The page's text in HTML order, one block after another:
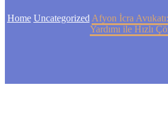
Home Uncategorized Afyon İcra
Yardımı ile Hızlı